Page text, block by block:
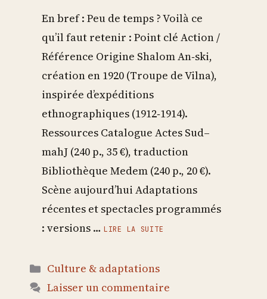
En bref : Peu de temps ? Voilà ce
qu’il faut retenir : Point clé Action /
Référence Origine Shalom An‑ski,
création en 1920 (Troupe de Vilna),
inspirée d’expéditions
ethnographiques (1912‑1914).
Ressources Catalogue Actes Sud–
mahJ (240 p., 35 €), traduction
Bibliothèque Medem (240 p., 20 €).
Scène aujourd’hui Adaptations
récentes et spectacles programmés
: versions … LIRE LA SUITE
Catégories
Culture & adaptations
Laisser un commentaire